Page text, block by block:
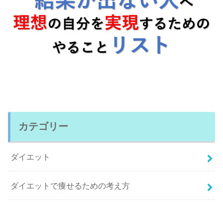
カテゴリー
ダイエット
ダイエットで痩せるための考え方